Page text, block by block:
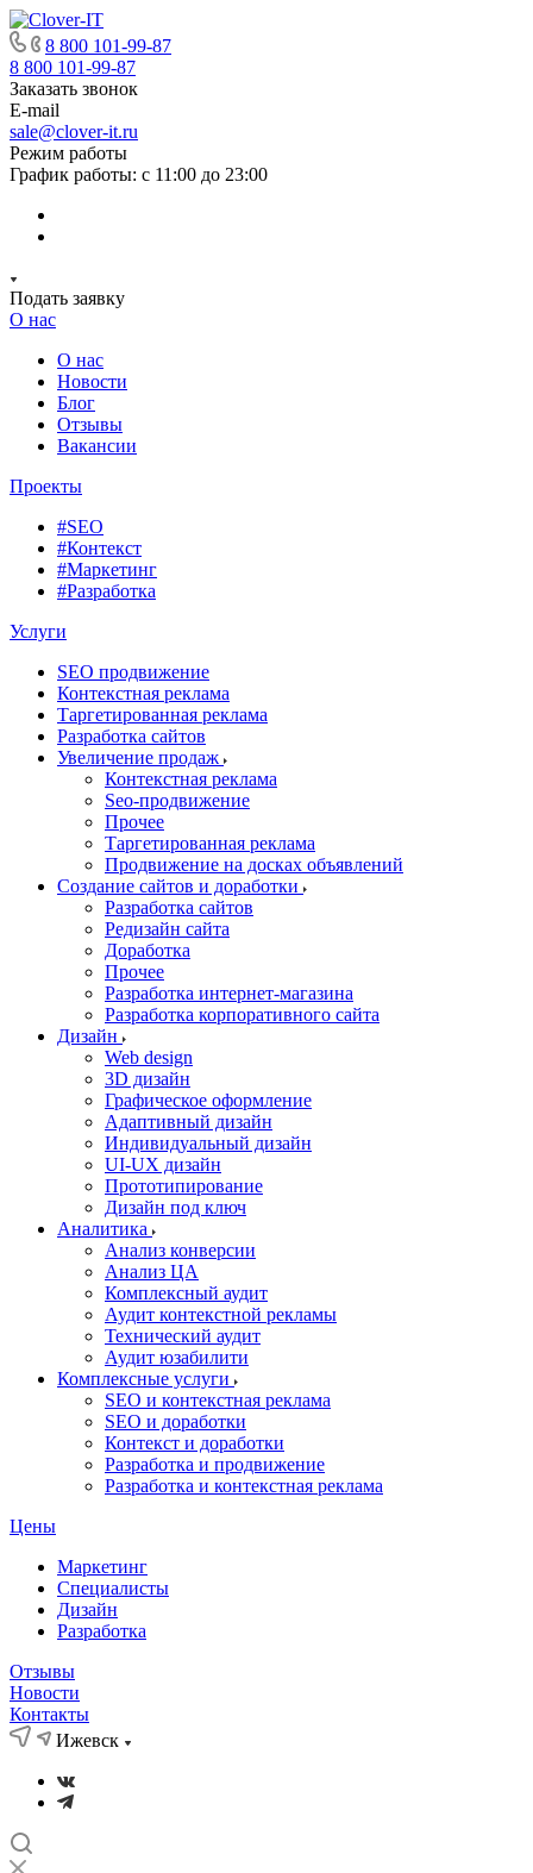
8 800 101-99-87
8 800 101-99-87
Заказать звонок
E-mail
sale@clover-it.ru
Режим работы
График работы: с 11:00 до 23:00
Подать заявку
О нас
О нас
Новости
Блог
Отзывы
Вакансии
Проекты
#SEO
#Контекст
#Маркетинг
#Разработка
Услуги
SEO продвижение
Контекстная реклама
Таргетированная реклама
Разработка сайтов
Увеличение продаж
Контекстная реклама
Seo-продвижение
Прочее
Таргетированная реклама
Продвижение на досках объявлений
Создание сайтов и доработки
Разработка сайтов
Редизайн сайта
Доработка
Прочее
Разработка интернет-магазина
Разработка корпоративного сайта
Дизайн
Web design
3D дизайн
Графическое оформление
Адаптивный дизайн
Индивидуальный дизайн
UI‑UX дизайн
Прототипирование
Дизайн под ключ
Аналитика
Анализ конверсии
Анализ ЦА
Комплексный аудит
Аудит контекстной рекламы
Технический аудит
Аудит юзабилити
Комплексные услуги
SEO и контекстная реклама
SEO и доработки
Контекст и доработки
Разработка и продвижение
Разработка и контекстная реклама
Цены
Маркетинг
Специалисты
Дизайн
Разработка
Отзывы
Новости
Контакты
Ижевск